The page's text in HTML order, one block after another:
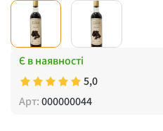
Є в наявності
5,0
Арт:000000044